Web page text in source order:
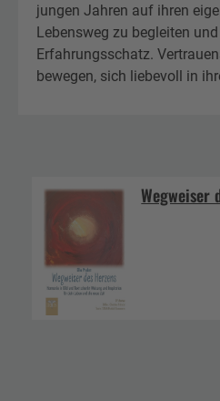
jungen Jahren auf ihren
Lebensweg zu begleiten
Erfahrungsschatz.
bewegen, sich liebevoll in
Wegweiser